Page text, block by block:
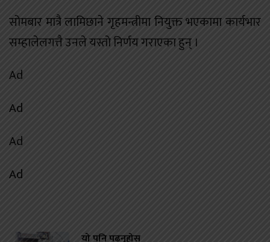
सोमबार मात्रै लामिछाने गृहमन्त्रीमा नियुक्त भएकामा कार्यभार
सम्हालेलगत्तै उनले यस्तो निर्णय गराएका हुन् ।
Ad
Ad
Ad
Ad
यो पनि पढ्नुहोस